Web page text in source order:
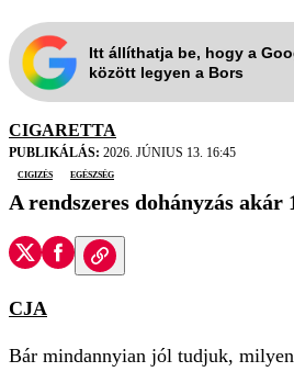
Itt állíthatja be, hogy a
között legyen a Bors
CIGARETTA
PUBLIKÁLÁS: 2026. JÚNIUS 13. 16:45
cigizés
egészség
A rendszeres dohányzás
CJA
Bár mindannyian jól tudjuk, milyen